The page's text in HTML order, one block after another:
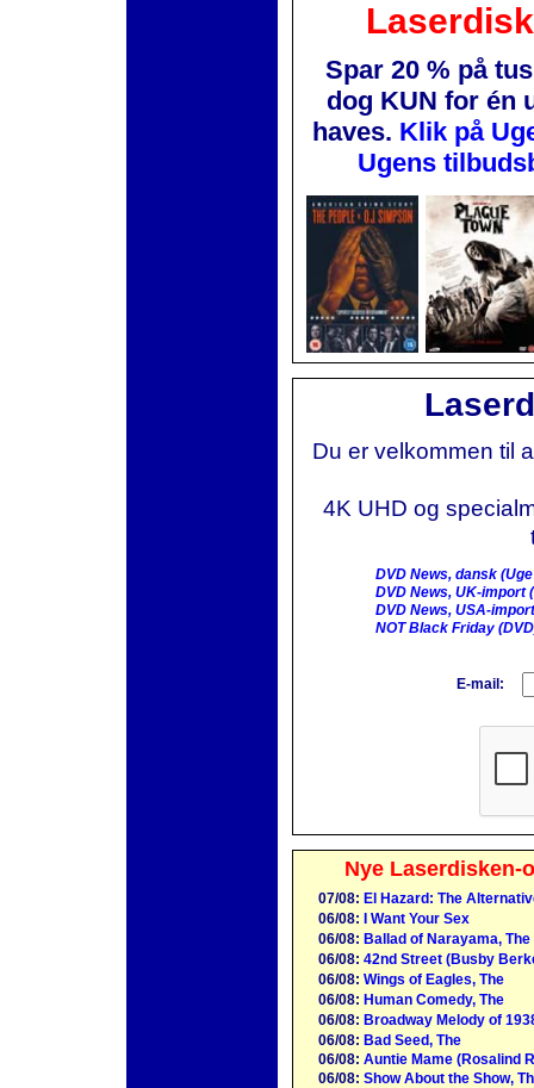
Spar 20 % på
dog KUN for én
haves. Klik på
Ugens
Du er velkommen til
4K UHD og
DVD News, dansk
DVD News, UK-import
DVD News, USA-
NOT Black Friday
E-mail:
Nye Laserdisken-
07/08: El Hazard: The
06/08: I Want Your Sex
06/08: Ballad of Narayama,
06/08: 42nd Street (Busby
06/08: Wings of Eagles, The
06/08: Human Comedy, The
06/08: Broadway Melody of
06/08: Bad Seed, The
06/08: Auntie Mame (Rosalind
06/08: Show About the Show,